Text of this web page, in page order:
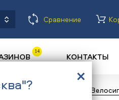
Сравнение
14 КОНТАКТЫ
/ Главная